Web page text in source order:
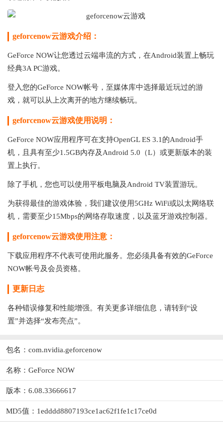
geforcenow云游戏介绍：
GeForce NOW让您透过云端串流的方式，在Android装置上畅玩
经典3A PC游戏。
登入您的GeForce NOW帐号，至媒体库中选择最近玩过的游
戏，就可以从上次离开的地方继续畅玩。
geforcenow云游戏使用说明：
GeForce NOW应用程序可在支持OpenGL ES 3.1的Android手
机，且具有至少1.5GB內存及Android 5.0（L）或更新版本的装
置上执行。
除了手机，您也可以使用平板电脑及Android TV装置游玩。
为获得最佳的游戏体验，我们建议使用5GHz WiFi或以太网络联
机，需要至少15Mbps的网络存取速度，以及蓝牙游戏控制器。
geforcenow云游戏使用注意：
下载应用程序不代表可使用此服务。您必须具备有效的GeForce
NOW帐号及会员资格。
更新日志
各种错误修复和性能增强。有关更多详细信息，请转到“设
置”并选择“发布亮点”。
包名：com.nvidia.geforcenow
名称：GeForce NOW
版本：6.08.33666617
MD5值：1edddd8807193ce1ac62f1fe1c17ce0d